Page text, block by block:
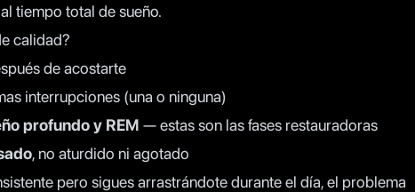
tiempo total de sueño.
calidad?
de acostarte
interrupciones (una o ninguna)
profundo y REM — estas son las fases restauradoras
, no aturdido ni agotado
pero sigues arrastrándote durante el día, el problema